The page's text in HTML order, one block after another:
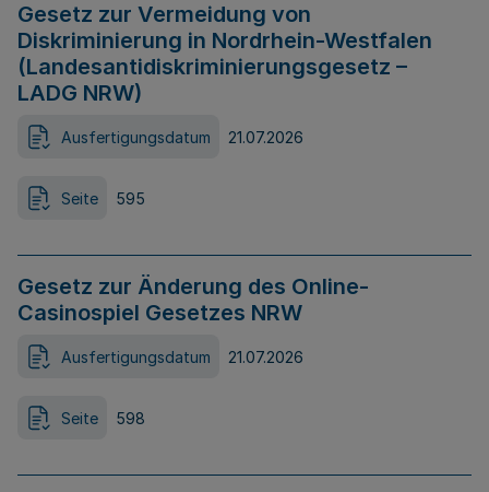
Gesetz zur Vermeidung von
Diskriminierung in Nordrhein-Westfalen
(Landesantidiskriminierungsgesetz –
LADG NRW)
Ausfertigungsdatum 21.07.2026
Seite 595
Gesetz zur Änderung des Online-
Casinospiel Gesetzes NRW
Ausfertigungsdatum 21.07.2026
Seite 598